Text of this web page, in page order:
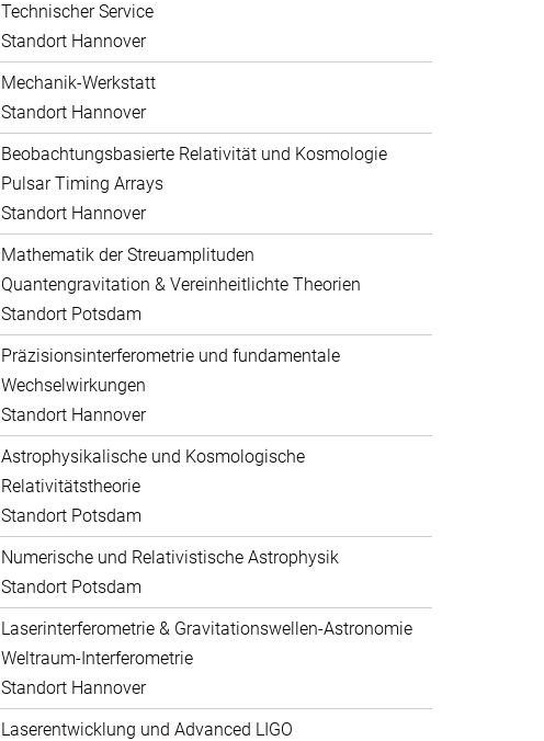
Technischer Service
Standort Hannover
Mechanik-Werkstatt
Standort Hannover
Beobachtungsbasierte Relativität und Kosmologie
Pulsar Timing Arrays
Standort Hannover
Mathematik der Streuamplituden
Quantengravitation & Vereinheitlichte Theorien
Standort Potsdam
Präzisionsinterferometrie und fundamentale
Wechselwirkungen
Standort Hannover
Astrophysikalische und Kosmologische
Relativitätstheorie
Standort Potsdam
Numerische und Relativistische Astrophysik
Standort Potsdam
Laserinterferometrie & Gravitationswellen-Astronomie
Weltraum-Interferometrie
Standort Hannover
Laserentwicklung und Advanced LIGO